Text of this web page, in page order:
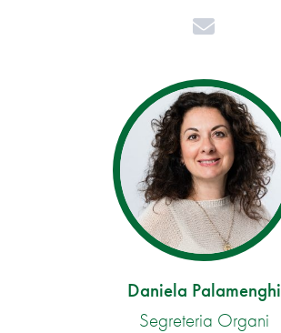
Mail
Daniela Palamenghi
Segreteria Organi